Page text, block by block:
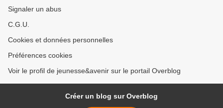
Signaler un abus
C.G.U.
Cookies et données personnelles
Préférences cookies
Voir le profil de jeunesse&avenir sur le portail Overblog
Créer un blog sur Overblog